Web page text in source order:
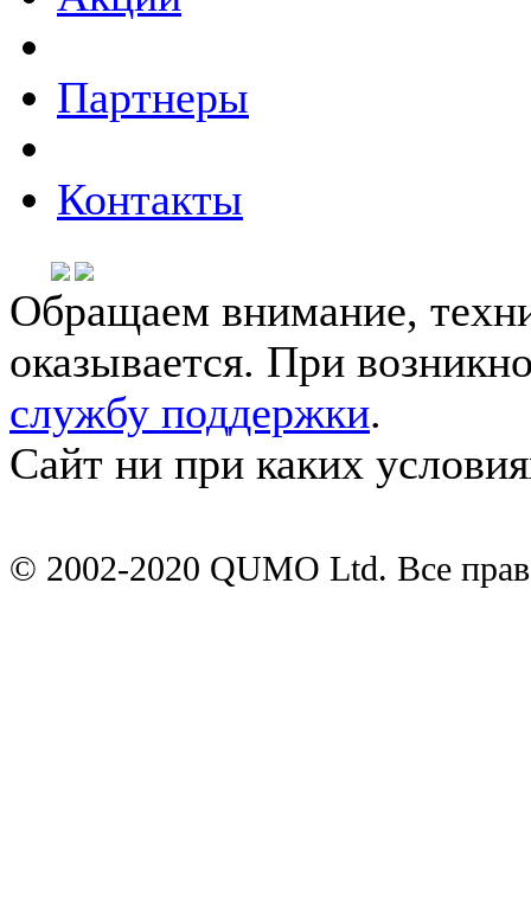
Партнеры
Контакты
Обращаем внимание,
оказывается. При
службу поддержки.
Сайт ни при каких
© 2002-2020 QUMO Ltd. Все